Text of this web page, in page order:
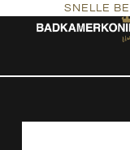
SNELLE